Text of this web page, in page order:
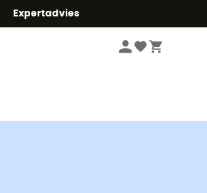
Expertadvies